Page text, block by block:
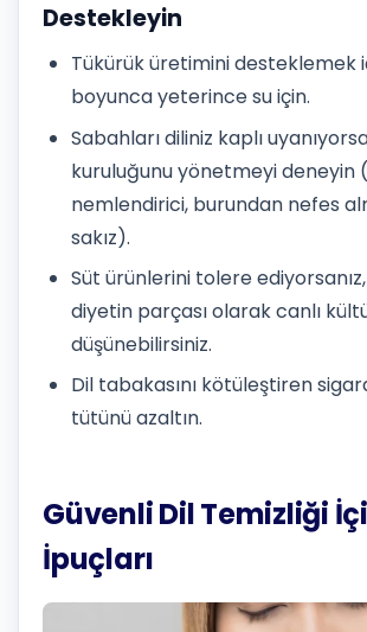
Destekleyin
Tükürük üretimini desteklemek
boyunca yeterince su için.
Sabahları diliniz kaplı
kuruluğunu yönetmeyi deneyin
nemlendirici, burundan nefes
sakız).
Süt ürünlerini tolere
diyetin parçası olarak canlı
düşünebilirsiniz.
Dil tabakasını kötüleştiren
tütünü azaltın.
Güvenli Dil Temizliği
İpuçları